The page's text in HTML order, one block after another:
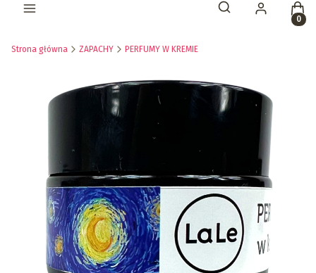
Otwórz
Strona główna ZAPACHY PERFUMY W KREMIE